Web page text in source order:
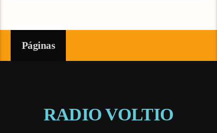
Páginas
RADIO VOLTIO